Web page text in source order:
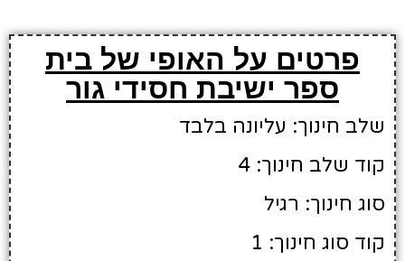
פרטים על האופי של בית
ספר ישיבת חסידי גור
שלב חינוך: עליונה בלבד
קוד שלב חינוך: 4
סוג חינוך: רגיל
קוד סוג חינוך: 1